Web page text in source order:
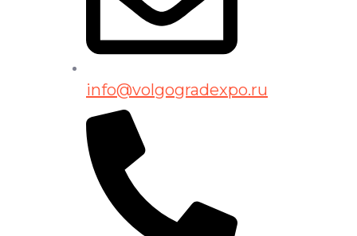
info@volgogradexpo.ru